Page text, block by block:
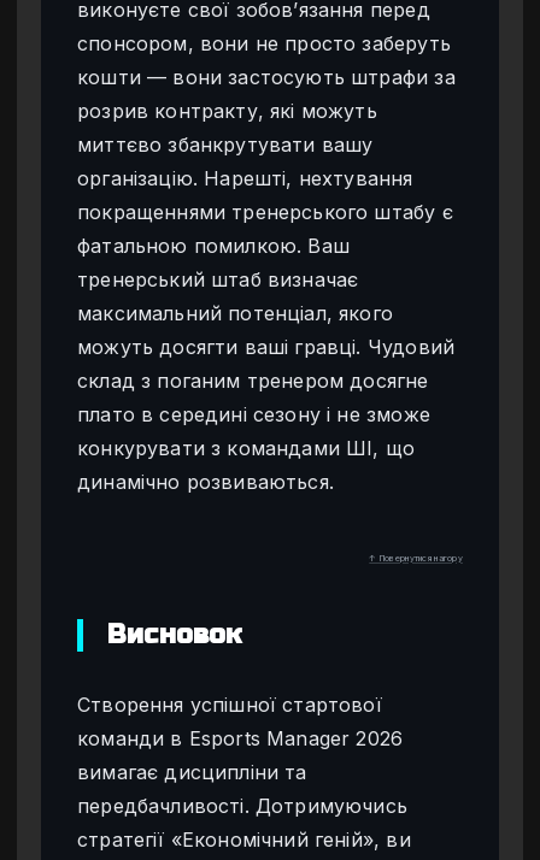
виконуєте свої зобов’язання перед
спонсором, вони не просто заберуть
кошти — вони застосують штрафи за
розрив контракту, які можуть
миттєво збанкрутувати вашу
організацію. Нарешті, нехтування
покращеннями тренерського штабу є
фатальною помилкою. Ваш
тренерський штаб визначає
максимальний потенціал, якого
можуть досягти ваші гравці. Чудовий
склад з поганим тренером досягне
плато в середині сезону і не зможе
конкурувати з командами ШІ, що
динамічно розвиваються.
↑ Повернутися нагору
Висновок
Створення успішної стартової
команди в Esports Manager 2026
вимагає дисципліни та
передбачливості. Дотримуючись
стратегії «Економічний геній», ви